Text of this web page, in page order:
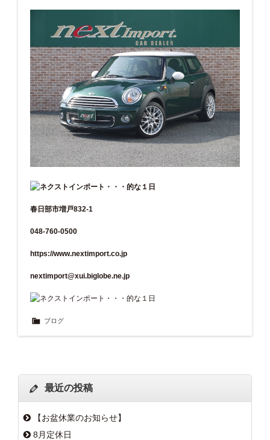
春日部市増戸832-1
048-760-0500
https://www.nextimport.co.jp
nextimport@xui.biglobe.ne.jp
ブログ
最近の投稿
【お盆休業のお知らせ】
8月定休日